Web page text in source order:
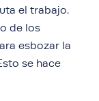
el trabajo.
de los
esbozar la
se hace